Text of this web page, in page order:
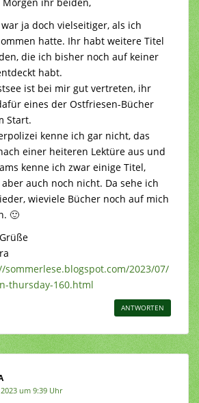
ja doch vielseitiger, als ich
hatte. Ihr habt weitere Titel
die ich bisher noch auf keiner
habt.
ist bei mir gut vertreten, ihr
eines der Ostfriesen-Bücher
Start.
kenne ich gar nicht, das
einer heiteren Lektüre aus und
kenne ich zwar einige Titel,
auch noch nicht. Da sehe ich
wieviele Bücher noch auf mich
🙂
sommerlese.blogspot.com/2023/07/
thursday-160.html
ANTWORTEN
2023 um 9:39 Uhr